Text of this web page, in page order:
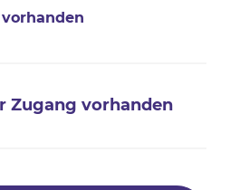
Zugang vorhanden